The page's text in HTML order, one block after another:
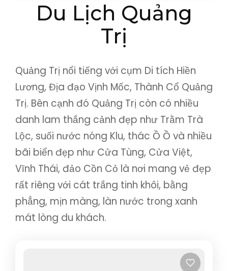
Quảng Nam
Quảng Trị Quy Nhơn
Du Lịch Quảng
Trị
Quảng Trị nổi tiếng với cụm Di tích Hiền
Lương, Địa đạo Vịnh Mốc, Thành Cổ Quảng
Trị. Bên cạnh đó Quảng Trị còn có nhiều
danh lam thắng cảnh đẹp như Trằm Trà
Lộc, suối nước nóng Klu, thác Ồ Ồ và nhiều
bãi biển đẹp như Cửa Tùng, Cửa Việt,
Vĩnh Thái, đảo Cồn Cỏ là nơi mang vẻ đẹp
rất riêng với cát trắng tinh khôi, bằng
phẳng, mịn màng, làn nước trong xanh
mát lòng du khách.